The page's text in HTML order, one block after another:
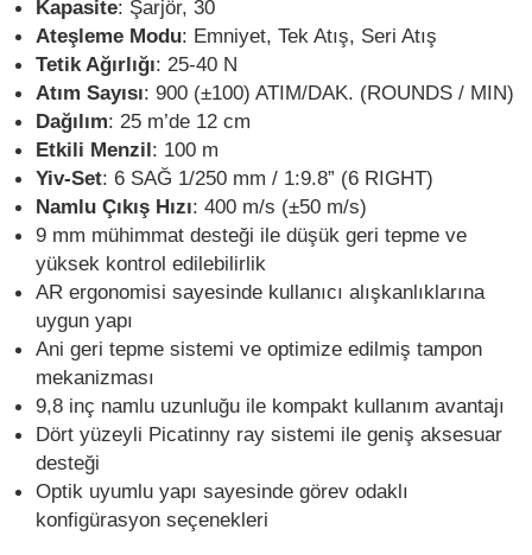
Kapasite: Şarjör, 30
Ateşleme Modu: Emniyet, Tek Atış, Seri Atış
Tetik Ağırlığı: 25-40 N
Atım Sayısı: 900 (±100) ATIM/DAK. (ROUNDS / MIN)
Dağılım: 25 m’de 12 cm
Etkili Menzil: 100 m
Yiv-Set: 6 SAĞ 1/250 mm / 1:9.8” (6 RIGHT)
Namlu Çıkış Hızı: 400 m/s (±50 m/s)
9 mm mühimmat desteği ile düşük geri tepme ve
yüksek kontrol edilebilirlik
AR ergonomisi sayesinde kullanıcı alışkanlıklarına
uygun yapı
Ani geri tepme sistemi ve optimize edilmiş tampon
mekanizması
9,8 inç namlu uzunluğu ile kompakt kullanım avantajı
Dört yüzeyli Picatinny ray sistemi ile geniş aksesuar
desteği
Optik uyumlu yapı sayesinde görev odaklı
konfigürasyon seçenekleri